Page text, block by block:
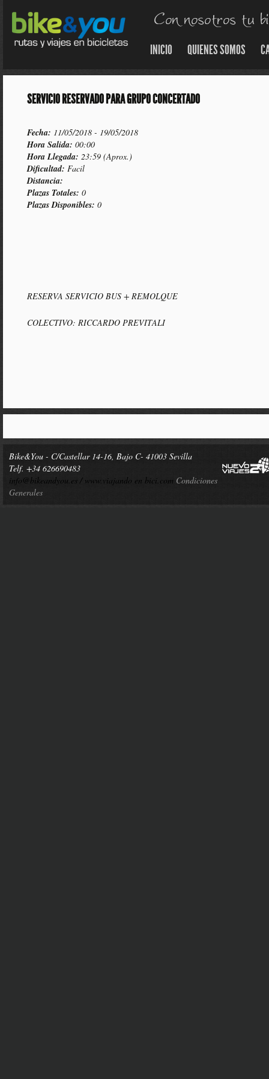
INICIO QUIENES SOMOS
SERVICIO RESERVADO PARA GRUPO CONCERTADO
Fecha: 11/05/2018 - 19/05/2018
Hora Salida: 00:00
Hora Llegada: 23:59 (Aprox.)
Dificultad: Facil
Distancia:
Plazas Totales: 0
Plazas Disponibles: 0
RESERVA SERVICIO BUS + REMOLQUE
COLECTIVO: RICCARDO PREVITALI
Bike&You - C/Castellar 14-16, Bajo C- 41003 Sevilla
Telf. +34 626690483
info@bikeandyou.es / www.viajando en bici.com Condiciones
Generales